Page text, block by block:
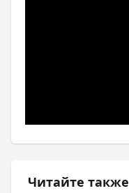
Читайте также